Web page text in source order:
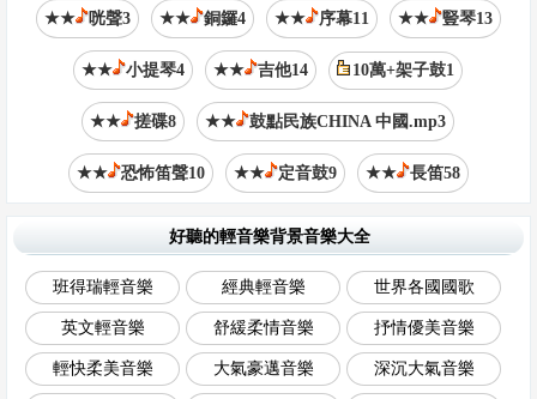
★★ 咣聲3 ★★ 銅鑼4 ★★ 序幕11 ★★ 豎琴13
★★ 小提琴4 ★★ 吉他14 10萬+架子鼓1
★★ 搓碟8 ★★ 鼓點民族CHINA 中國.mp3
★★ 恐怖笛聲10 ★★ 定音鼓9 ★★ 長笛58
好聽的輕音樂背景音樂大全
班得瑞輕音樂 經典輕音樂 世界各國國歌
英文輕音樂 舒緩柔情音樂 抒情優美音樂
輕快柔美音樂 大氣豪邁音樂 深沉大氣音樂